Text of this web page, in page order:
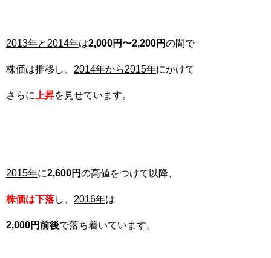
2013年と2014年は2,000円〜2,200円の間で
株価は推移し、 2014年から2015年にかけて
さらに 上昇を見せています。
2015年に2,600円の高値をつけて以降、
株価は下落し、 2016年は
2,000円前後で落ち着いています。